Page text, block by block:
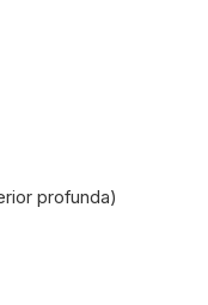
profunda)